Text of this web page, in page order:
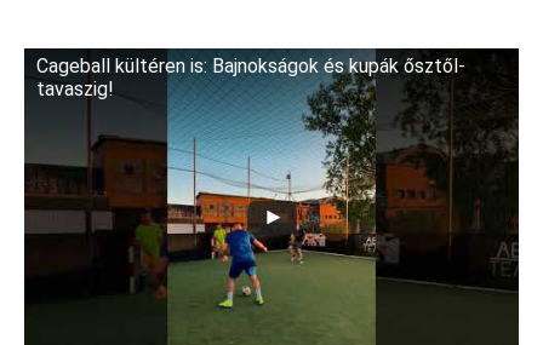
Cageball kültéren is: Bajnokságok és kupák ősztől-
tavaszig!